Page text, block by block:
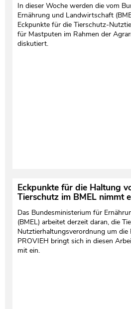
In dieser Woche werden die vom
Ernährung und Landwirtschaft
Eckpunkte für die Tierschutz-
für Mastputen im Rahmen der
diskutiert.
Eckpunkte für die Haltung
Tierschutz im BMEL nimmt
Das Bundesministerium für
(BMEL) arbeitet derzeit daran, die
Nutztierhaltungsverordnung um die
PROVIEH bringt sich in diesen
mit ein.